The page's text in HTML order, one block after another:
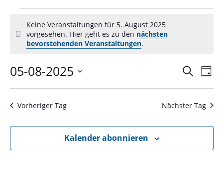
für
2025
Hinweis
Keine Veranstaltungen für 5. August 2025
vorgesehen. Hier geht es zu den nächsten
bevorstehenden Veranstaltungen.
SucheTag
05-08-2025
Datum
wählen.
Vorheriger Tag Nächster Tag
Kalender abonnieren